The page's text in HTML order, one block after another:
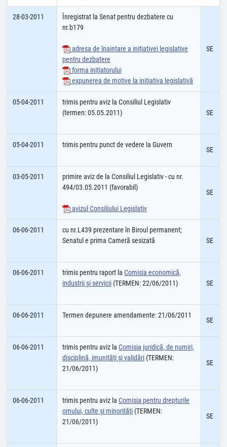
28-03-2011
Înregistrat la Senat pentru dezbatere cu
nr.b179
adresa de înaintare a iniţiativei legislative
pentru dezbatere
forma iniţiatorului
expunerea de motive la iniţiativa legislativă
SE
05-04-2011
trimis pentru aviz la Consiliul Legislativ
(termen: 05.05.2011)
SE
05-04-2011 trimis pentru punct de vedere la Guvern
SE
03-05-2011
primire aviz de la Consiliul Legislativ - cu nr.
494/03.05.2011 (favorabil)
avizul Consiliului Legislativ
SE
06-06-2011
cu nr.L439 prezentare în Biroul permanent;
Senatul e prima Cameră sesizată
SE
06-06-2011 trimis pentru raport la Comisia economică,
industrii şi servicii (TERMEN: 22/06/2011) SE
06-06-2011 Termen depunere amendamente: 21/06/2011
SE
06-06-2011 trimis pentru aviz la Comisia juridică, de numiri,
disciplină, imunităţi şi validări (TERMEN:
21/06/2011)
SE
06-06-2011 trimis pentru aviz la Comisia pentru drepturile
omului, culte şi minorităţi (TERMEN:
21/06/2011)
SE